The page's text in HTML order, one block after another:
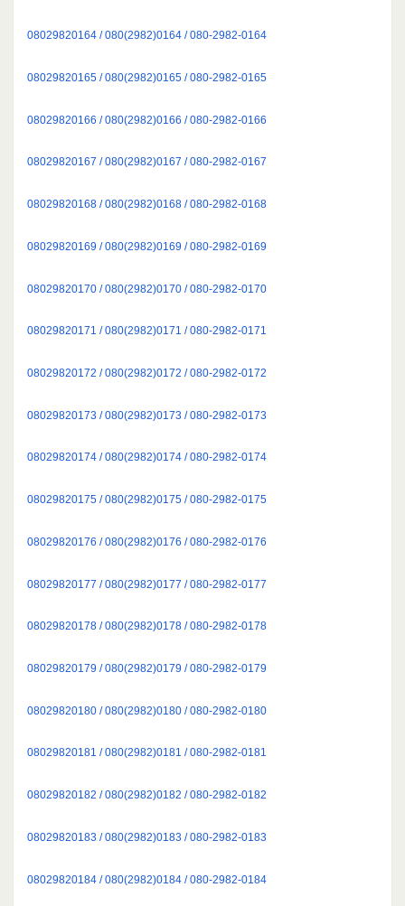
08029820164 / 080(2982)0164 / 080-2982-0164
08029820165 / 080(2982)0165 / 080-2982-0165
08029820166 / 080(2982)0166 / 080-2982-0166
08029820167 / 080(2982)0167 / 080-2982-0167
08029820168 / 080(2982)0168 / 080-2982-0168
08029820169 / 080(2982)0169 / 080-2982-0169
08029820170 / 080(2982)0170 / 080-2982-0170
08029820171 / 080(2982)0171 / 080-2982-0171
08029820172 / 080(2982)0172 / 080-2982-0172
08029820173 / 080(2982)0173 / 080-2982-0173
08029820174 / 080(2982)0174 / 080-2982-0174
08029820175 / 080(2982)0175 / 080-2982-0175
08029820176 / 080(2982)0176 / 080-2982-0176
08029820177 / 080(2982)0177 / 080-2982-0177
08029820178 / 080(2982)0178 / 080-2982-0178
08029820179 / 080(2982)0179 / 080-2982-0179
08029820180 / 080(2982)0180 / 080-2982-0180
08029820181 / 080(2982)0181 / 080-2982-0181
08029820182 / 080(2982)0182 / 080-2982-0182
08029820183 / 080(2982)0183 / 080-2982-0183
08029820184 / 080(2982)0184 / 080-2982-0184